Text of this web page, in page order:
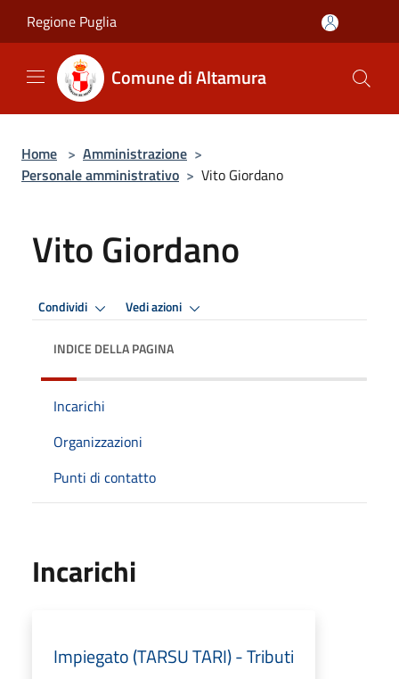
Regione Puglia
Comune di Altamura
Home > Amministrazione >
Personale amministrativo > Vito Giordano
Vito Giordano
Condividi Vedi azioni
INDICE DELLA PAGINA
Incarichi
Organizzazioni
Punti di contatto
Incarichi
Impiegato (TARSU TARI) - Tributi